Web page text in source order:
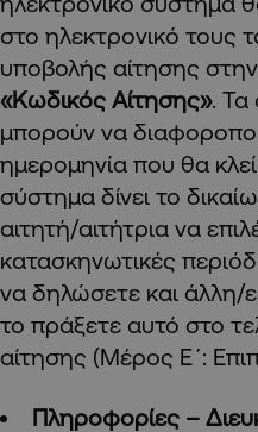
στο ηλεκτρονικό τους
υποβολής αίτησης
«Κωδικός Αίτησης». Τα
μπορούν να
ημερομηνία που θα
σύστημα δίνει το
αιτητή/αιτήτρια να
κατασκηνωτικές
να δηλώσετε και άλλη/
το πράξετε αυτό στο
αίτησης (Μέρος Ε΄:
Πληροφορίες –